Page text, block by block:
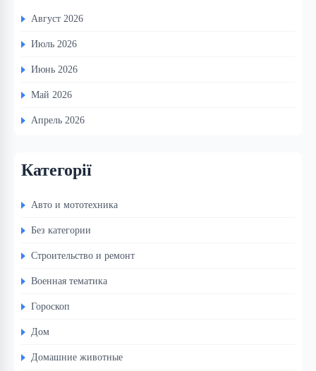
Август 2026
Июль 2026
Июнь 2026
Май 2026
Апрель 2026
Категорії
Авто и мототехника
Без категории
Строительство и ремонт
Военная тематика
Гороскоп
Дом
Домашние животные